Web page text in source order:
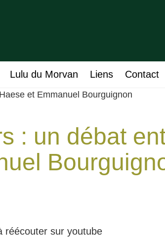
Lulu du Morvan Liens Contact
et Emmanuel Bourguignon
: un débat
réécouter sur youtube